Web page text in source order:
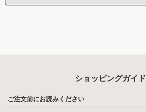
ショッピングガイド
ご注文前にお読みください